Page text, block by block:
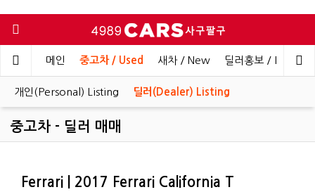
메인 중고차 / Used 새차 / New 딜러홍보 / Dealer
개인(Personal) Listing 딜러(Dealer) Listing
중고차 - 딜러 매매
Ferrari | 2017 Ferrari California T